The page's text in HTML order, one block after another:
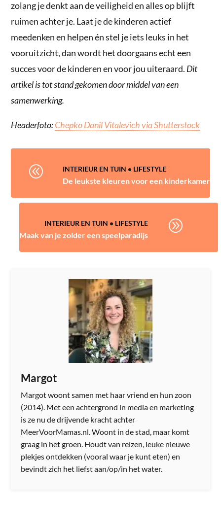
zolang je denkt aan de veiligheid en alles op blijft
ruimen achter je. Laat je de kinderen actief
meedenken en helpen én stel je iets leuks in het
vooruitzicht, dan wordt het doorgaans echt een
succes voor de kinderen en voor jou uiteraard. Dit
artikel is tot stand gekomen door middel van een
samenwerking.
Headerfoto:Chepko Danil Vitalevich via Shutterstock
@ INTERIEUR EN TUIN • LIFESTYLE
De leukste kleuren voor een kinderkamer
INTERIEUR EN TUIN • LIFESTYLE
Maak van je zolder een speelparadijs
A
Margot
Margot woont samen met haar vriend en hun zoon
(2014). Met een achtergrond in media en marketing
is ze nu de drijvende kracht achter
MeerVoorMamas.nl. Woont in de stad, maar komt
graag in het groen. Houdt van reizen, leuke nieuwe
plekjes ontdekken (vooral waar je kunt eten) en
bevindt zich het liefst aan/op/in het water.